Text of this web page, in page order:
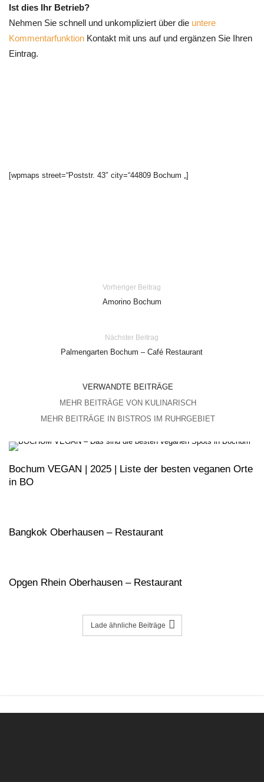
Ist dies Ihr Betrieb?
Nehmen Sie schnell und unkompliziert über die untere
Kommentarfunktion Kontakt mit uns auf und ergänzen Sie Ihren
Eintrag.
[wpmaps street=“Poststr. 43″ city=“44809 Bochum „]
Vorheriger Beitrag
Amorino Bochum
Nächster Beitrag
Palmengarten Bochum – Café Restaurant
VERWANDTE BEITRÄGE
MEHR BEITRÄGE VON KULINARISCH
MEHR BEITRÄGE IN BISTROS IM RUHRGEBIET
Bochum VEGAN | 2025 | Liste der besten veganen Orte
in BO
Bangkok Oberhausen – Restaurant
Opgen Rhein Oberhausen – Restaurant
Lade ähnliche Beiträge